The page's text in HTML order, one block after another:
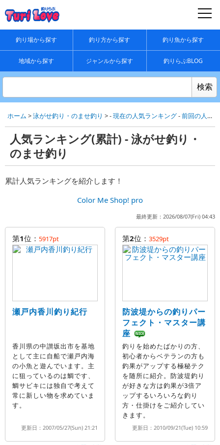
釣り場から探す 釣り方から探す 釣り魚から探す
地域から探す ジャンルから探す 釣りらぶBLOG
ホーム >泳がせ釣り・のませ釣り > -現在の人気ランキング-前回の人気ランキング
人気ランキング(累計) - 泳がせ釣り・
のませ釣り
累計人気ランキングを紹介します！
Color Me Shop! pro
最終更新：2026/08/07(Fri) 04:43
第1位： 5917pt
瀬戸内香川釣り紀行
香川県の中讃坂出市を基地
として主に自船で瀬戸内海
の小魚と遊んでいます。主
に狙っているのは鯛です、
鯛サビキには独自で考えて
常に新しい物を求めていま
す。
更新日：2007/05/27(Sun) 21:21
第2位： 3529pt
防波堤からの釣りパー
フェクト・マスター講
座
釣りを始めたばかりの方、
初心者からベテランの方も
釣果がアップする極秘テク
を随所に紹介。防波堤釣り
が好きな方は釣果が3倍ア
ップするいろいろな釣り
方・仕掛けをご紹介してい
きます。
更新日：2010/09/21(Tue) 10:59